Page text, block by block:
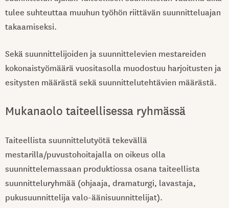
tulee suhteuttaa muuhun työhön riittävän suunnitteluajan
takaamiseksi.
Sekä suunnittelijoiden ja suunnittelevien mestareiden
kokonaistyömäärä vuositasolla muodostuu harjoitusten ja
esitysten määrästä sekä suunnittelutehtävien määrästä.
Mukanaolo taiteellisessa ryhmässä
Taiteellista suunnittelutyötä tekevällä
mestarilla/puvustohoitajalla on oikeus olla
suunnittelemassaan produktiossa osana taiteellista
suunnitteluryhmää (ohjaaja, dramaturgi, lavastaja,
pukusuunnittelija valo-äänisuunnittelijat).